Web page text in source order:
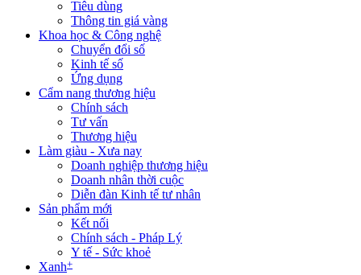
Tiêu dùng
Thông tin giá vàng
Khoa học & Công nghệ
Chuyển đổi số
Kinh tế số
Ứng dụng
Cẩm nang thương hiệu
Chính sách
Tư vấn
Thương hiệu
Làm giàu - Xưa nay
Doanh nghiệp thương hiệu
Doanh nhân thời cuộc
Diễn đàn Kinh tế tư nhân
Sản phẩm mới
Kết nối
Chính sách - Pháp Lý
Y tế - Sức khoẻ
Xanh+